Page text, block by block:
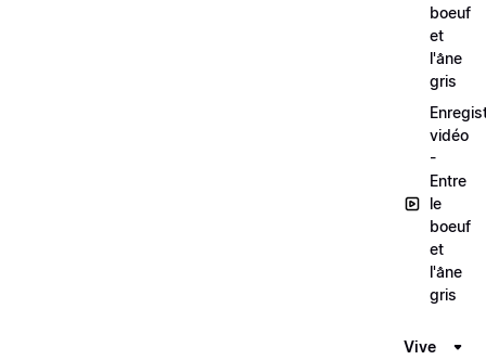
boeuf
et
l'âne
gris
vidéo
-
Entre
le
boeuf
et
l'âne
gris
Vive